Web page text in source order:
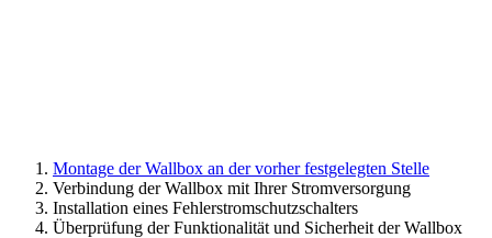
Montage der Wallbox an der vorher festgelegten Stelle
Verbindung der Wallbox mit Ihrer Stromversorgung
Installation eines Fehlerstromschutzschalters
Überprüfung der Funktionalität und Sicherheit der Wallbox